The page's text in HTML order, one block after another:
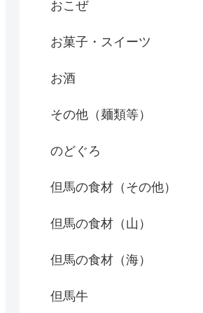
おこぜ
お菓子・スイーツ
お酒
その他（麺類等）
のどぐろ
但馬の食材（その他）
但馬の食材（山）
但馬の食材（海）
但馬牛